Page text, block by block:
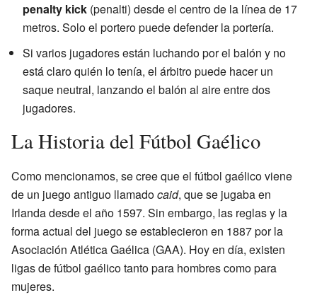
penalty kick (penalti) desde el centro de la línea de 17
metros. Solo el portero puede defender la portería.
Si varios jugadores están luchando por el balón y no
está claro quién lo tenía, el árbitro puede hacer un
saque neutral, lanzando el balón al aire entre dos
jugadores.
La Historia del Fútbol Gaélico
Como mencionamos, se cree que el fútbol gaélico viene
de un juego antiguo llamadocaid, que se jugaba en
Irlanda desde el año 1597. Sin embargo, las reglas y la
forma actual del juego se establecieron en 1887 por la
Asociación Atlética Gaélica (GAA). Hoy en día, existen
ligas de fútbol gaélico tanto para hombres como para
mujeres.